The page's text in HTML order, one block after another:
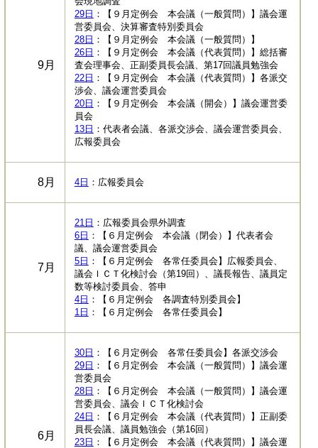
9月
29日 ：【９月定例会 本会議（一般質問）】議会運
営委員会、決算審査特別委員会
28日 ：【９月定例会 本会議（一般質問）】
26日 ：【９月定例会 本会議（代表質問）】総括審
査会理事会、正副委員長会議、第17回議員勉強会
22日 ：【９月定例会 本会議（代表質問）】各派交
渉会、議会運営委員会
20日 ：【９月定例会 本会議（開会）】議会運営委
員会
13日 ：代表者会議、各派交渉会、議会運営委員会、
広報委員会
8月 4日 ：広報委員会
7月
21日 ：広報委員会県外調査
6日 ：【６月定例会 本会議（閉会）】代表者会
議、議会運営委員会
5日 ：【６月定例会 各常任委員会】広報委員会、
議会ＩＣＴ化検討会（第19回）、議長報告、議員定
数等検討委員会、答申
4日 ：【６月定例会 各調査特別委員会】
1日 ：【６月定例会 各常任委員会】
6月
30日 ：【６月定例会 各常任委員会】各派交渉会
29日 ：【６月定例会 本会議（一般質問）】議会運
営委員会
28日 ：【６月定例会 本会議（一般質問）】議会運
営委員会、議会ＩＣＴ化検討会
24日 ：【６月定例会 本会議（代表質問）】正副委
員長会議、議員勉強会（第16回）
23日 ：【６月定例会 本会議（代表質問）】議会運